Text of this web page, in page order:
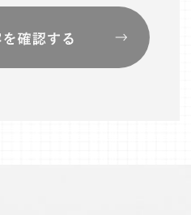
位置情報，端末の個体
。